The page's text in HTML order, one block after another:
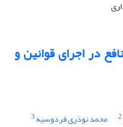
در اجرای قوانین و
2 محمد نوذری فردوسیه 3